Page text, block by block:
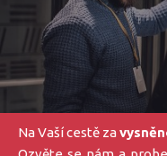
Na Vaší cestě za